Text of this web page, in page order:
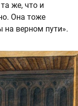
же, что и
Она тоже
на верном пути».